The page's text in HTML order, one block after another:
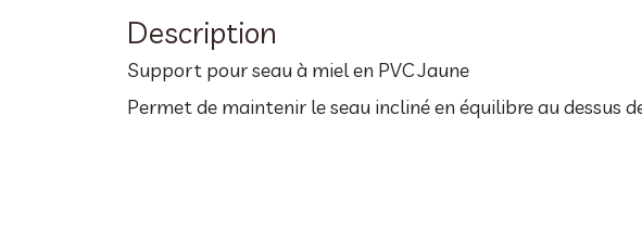
Description
Support pour seau à miel en PVC Jaune
Permet de maintenir le seau incliné en équilibre au dessus